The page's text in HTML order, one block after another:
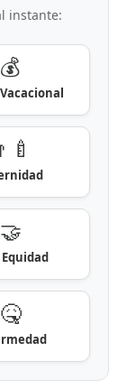
instante:
💰
🤝
🤒